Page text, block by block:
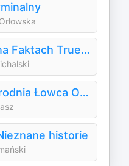
Historie na Faktach True Crime
ZŁO - Zbrodnia Łowca Ofiara
historie